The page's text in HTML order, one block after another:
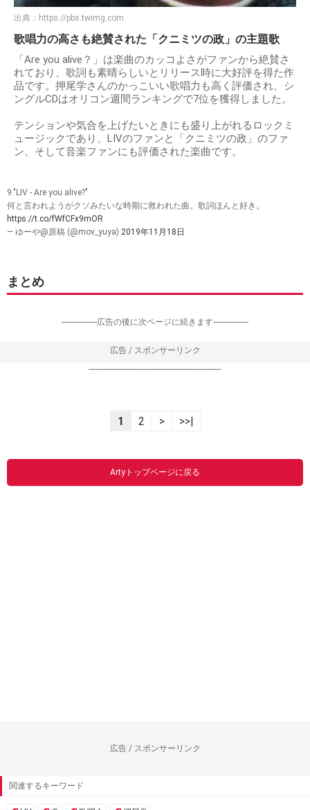
出典： https://pbs.twimg.com
歌唱力の高さも絶賛された「クニミツの政」の主題歌
「Are you alive？」は楽曲のカッコよさがファンから絶賛さ
れており、歌詞も素晴らしいとリリース時に大好評を得た作
品です。押尾学さんのかっこいい歌唱力も高く評価され、シ
ングルCDはオリコン週間ランキングで7位を獲得しました。
テンションや気合を上げたいときにも盛り上がれるロックミ
ュージックであり、LIVのファンと「クニミツの政」のファ
ン、そして音楽ファンにも評価された楽曲です。
9."LIV - Are you alive?"
何と言われようがクソみたいな時期に救われた曲。歌詞ほんと好き。
https://t.co/fWfCFx9mOR
— ゆーや@原稿 (@mov_yuya) 2019年11月18日
まとめ
-----------------広告の後に次ページに続きます-----------------
広告 / スポンサーリンク
----------------------------------------------------------------
1 2 > >>|
Artyトップページに戻る
広告 / スポンサーリンク
関連するキーワード